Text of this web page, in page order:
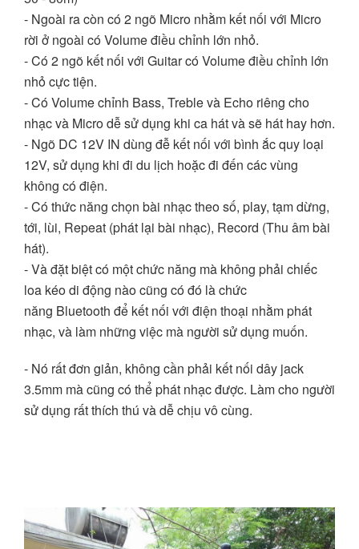
- Ngoài ra còn có 2 ngõ Micro nhằm kết nối với Micro
rời ở ngoài có Volume điều chỉnh lớn nhỏ.
- Có 2 ngõ kết nối với Guitar có Volume điều chỉnh lớn
nhỏ cực tiện.
- Có Volume chỉnh Bass, Treble và Echo riêng cho
nhạc và Micro dễ sử dụng khi ca hát và sẽ hát hay hơn.
- Ngõ DC 12V IN dùng đễ kết nối với bình ắc quy loại
12V, sử dụng khi đi du lịch hoặc đi đến các vùng
không có điện.
- Có thức năng chọn bài nhạc theo số, play, tạm dừng,
tới, lùi, Repeat (phát lại bài nhạc), Record (Thu âm bài
hát).
- Và đặt biệt có một chức năng mà không phải chiếc
loa kéo di động nào cũng có đó là chức
năng Bluetooth để kết nối với điện thoại nhằm phát
nhạc, và làm những việc mà người sử dụng muốn.
- Nó rất đơn giản, không cần phải kết nối dây jack
3.5mm mà cũng có thể phát nhạc được. Làm cho người
sử dụng rất thích thú và dễ chịu vô cùng.